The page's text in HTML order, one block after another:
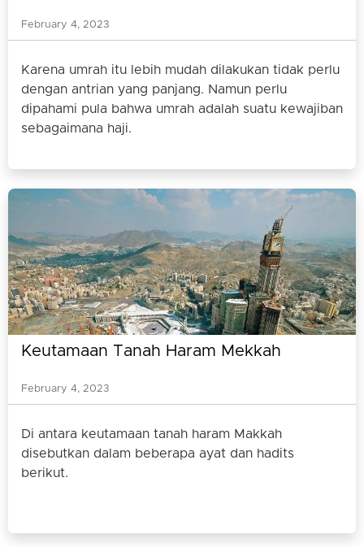
February 4, 2023
Karena umrah itu lebih mudah dilakukan tidak perlu
dengan antrian yang panjang. Namun perlu
dipahami pula bahwa umrah adalah suatu kewajiban
sebagaimana haji.
Keutamaan Tanah Haram Mekkah
February 4, 2023
Di antara keutamaan tanah haram Makkah
disebutkan dalam beberapa ayat dan hadits
berikut.